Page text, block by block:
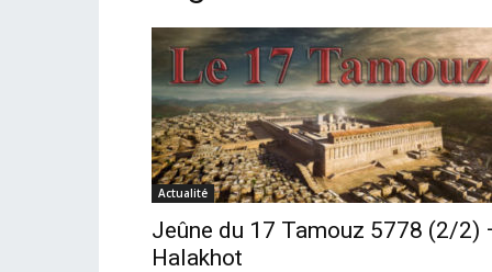
Actualité
Jeûne du 17 Tamouz 5778 (2/2)
Halakhot